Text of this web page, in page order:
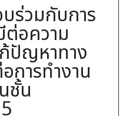
ร่วมกับการ
ต่อความ
ปัญหาทาง
การทำงาน
ชั้น